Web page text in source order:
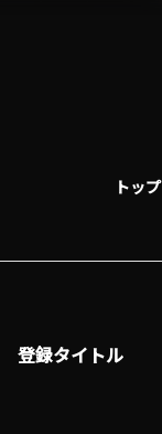
トップ
登録タイトル